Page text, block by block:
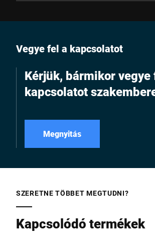
Vegye fel a kapcsolatot
Kérjük, bármikor vegye
kapcsolatot
Megnyitás
SZERETNE TÖBBET MEGTUDNI?
Kapcsolódó termékek